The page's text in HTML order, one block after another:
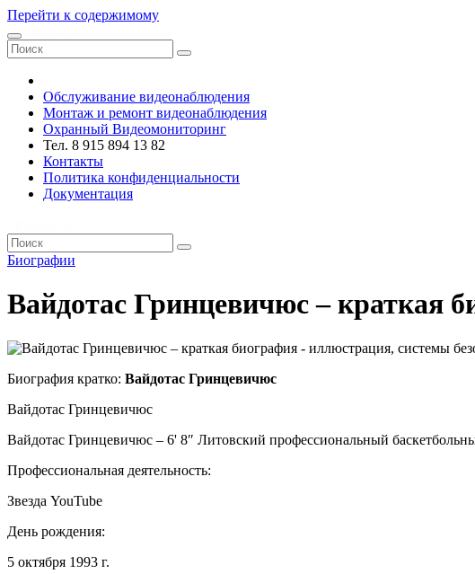
Перейти к содержимому
Обслуживание видеонаблюдения
Монтаж и ремонт видеонаблюдения
Охранный Видеомониторинг
Тел. 8 915 894 13 82
Контакты
Политика конфиденциальности
Документация
Биографии
Вайдотас Гринцевичюс – краткая
Биография кратко: Вайдотас Гринцевичюс
Вайдотас Гринцевичюс
Вайдотас Гринцевичюс – 6' 8″ Литовский профессиональный
Профессиональная деятельность:
Звезда YouTube
День рождения:
5 октября 1993 г.